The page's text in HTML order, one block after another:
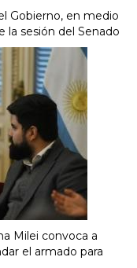
Gobierno, en medio
la sesión del Senado
Milei convoca a
el armado para